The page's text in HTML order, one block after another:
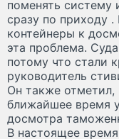
поменять систему
сразу по приходу
контейнеры к
эта проблема.
потому что стали
руководитель
Он также отметил,
ближайшее время
досмотра
В настоящее